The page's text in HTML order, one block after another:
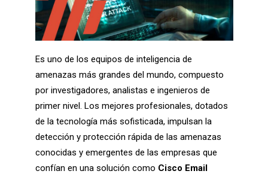
Es uno de los equipos de inteligencia de
amenazas más grandes del mundo, compuesto
por investigadores, analistas e ingenieros de
primer nivel. Los mejores profesionales, dotados
de la tecnología más sofisticada, impulsan la
detección y protección rápida de las amenazas
conocidas y emergentes de las empresas que
confían en una solución como Cisco Email